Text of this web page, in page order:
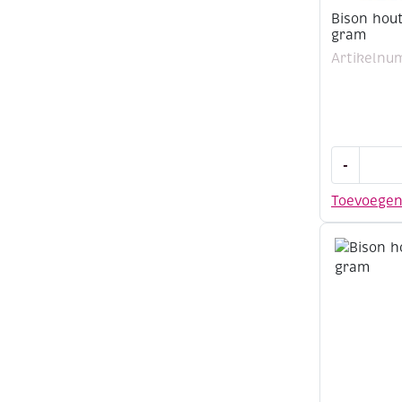
Bison
gram
Toevoegen
-
topspeed,
gram
aantal